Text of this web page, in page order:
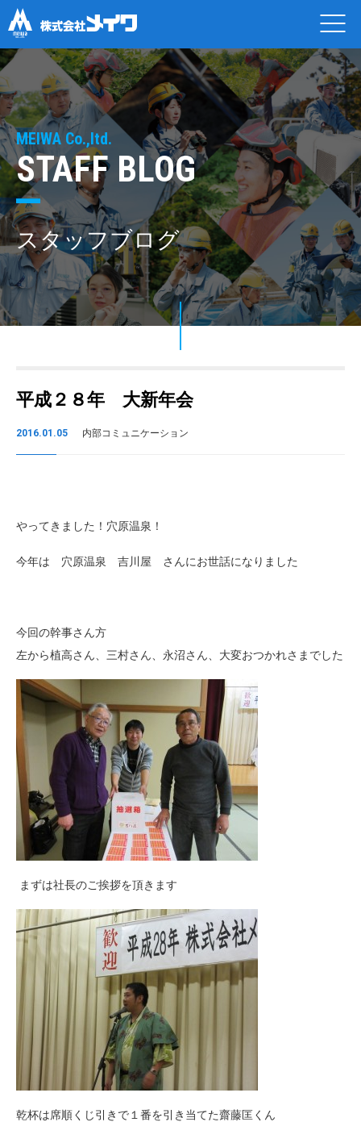
MEIWA Co.,ltd.
STAFF BLOG
スタッフブログ
平成２８年 大新年会
2016.01.05 内部コミュニケーション
やってきました！穴原温泉！
今年は 穴原温泉 吉川屋 さんにお世話になりました
今回の幹事さん方
左から植高さん、三村さん、永沼さん、大変おつかれさまでした
まずは社長のご挨拶を頂きます
乾杯は席順くじ引きで１番を引き当てた齋藤匡くん